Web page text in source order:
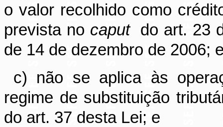
o valor recolhido como
prevista no caput
do art. 23
de 14 de dezembro de 2006;
c) não se aplica às
regime de substituição
do art. 37 desta Lei; e